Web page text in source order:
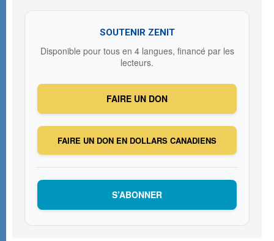
SOUTENIR ZENIT
Disponible pour tous en 4 langues, financé par les
lecteurs.
FAIRE UN DON
FAIRE UN DON EN DOLLARS CANADIENS
S’ABONNER